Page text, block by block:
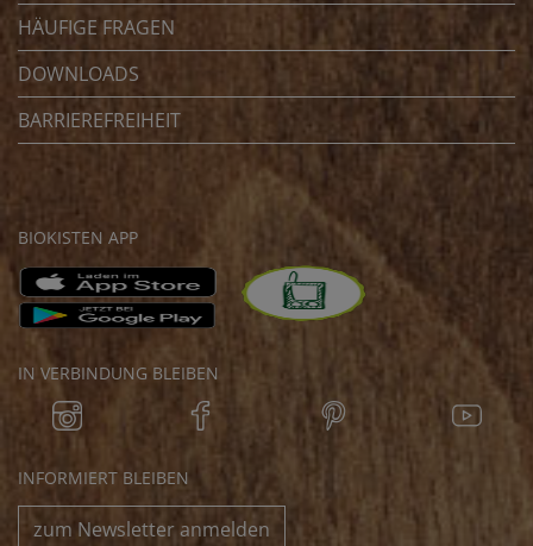
HÄUFIGE FRAGEN
DOWNLOADS
BARRIEREFREIHEIT
BIOKISTEN APP
IN VERBINDUNG BLEIBEN
INFORMIERT BLEIBEN
zum Newsletter anmelden